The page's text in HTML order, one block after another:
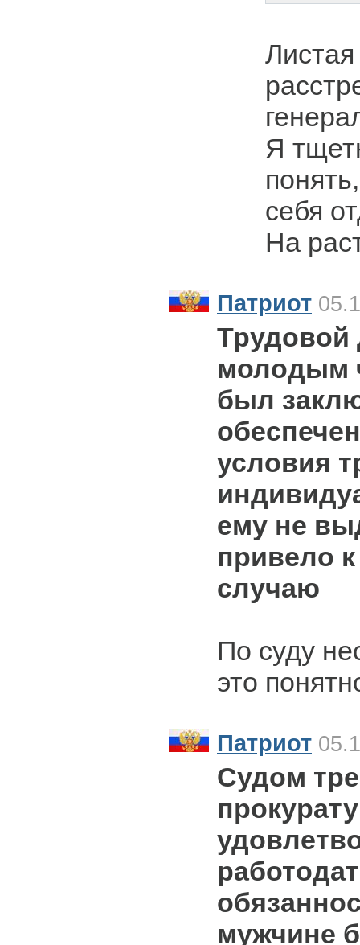
Я
себя
На
Патриот
Трудовой
молодым
был
условия
ему не
привело
случаю
По суду
это
Патриот
Судом
мужчине